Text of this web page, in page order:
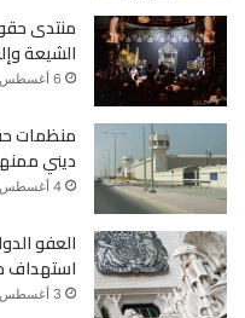
ك
منتدى
الشيعة وإلغاء
6 أغسطس، 2026
منظمات
ديني
4 أغسطس، 2026
العفو
استهداف
3 أغسطس، 2026